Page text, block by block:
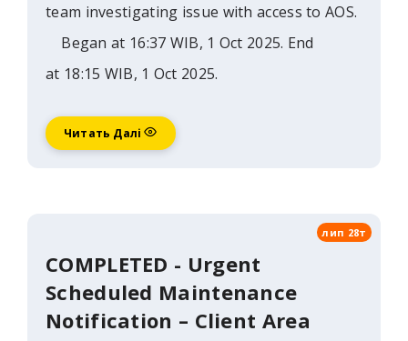
team investigating issue with access to AOS.
Began at 16:37 WIB, 1 Oct 2025. End
at 18:15 WIB, 1 Oct 2025.
Читать Далі
COMPLETED - Urgent
Scheduled Maintenance
Notification – Client Area
лип 28т